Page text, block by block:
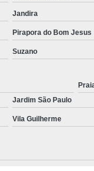
Capilar na
Capilar
a Calvície
Calvície com
para Calvície
Jandira
Pirapora do Bom Jesus
Suzano
Jardim São Paulo
Vila Guilherme